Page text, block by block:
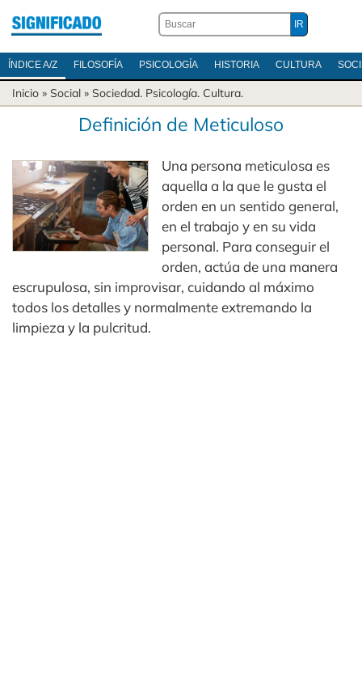
ÍNDICE A/Z FILOSOFÍA PSICOLOGÍA HISTORIA CULTURA
Inicio » Social » Sociedad. Psicología. Cultura.
Definición de Meticuloso
Una persona meticulosa es
aquella a la que le gusta el
orden en un sentido general,
en el trabajo y en su vida
personal. Para conseguir el
orden, actúa de una manera
escrupulosa, sin improvisar, cuidando al máximo
todos los detalles y normalmente extremando la
limpieza y la pulcritud.